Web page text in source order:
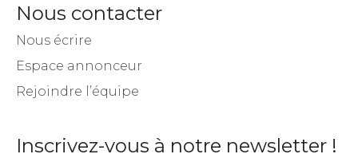
Nous contacter
Nous écrire
Espace annonceur
Rejoindre l’équipe
Inscrivez-vous à notre newsletter !